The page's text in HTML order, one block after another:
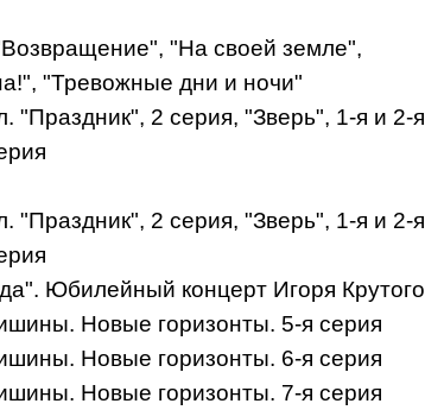
"На своей земле",
"Тревожные дни и ночи"
"Праздник", 2 серия, "Зверь", 1-я и 2-я
"Праздник", 2 серия, "Зверь", 1-я и 2-я
Юбилейный концерт Игоря Крутого
Новые горизонты. 5-я серия
Новые горизонты. 6-я серия
Новые горизонты. 7-я серия